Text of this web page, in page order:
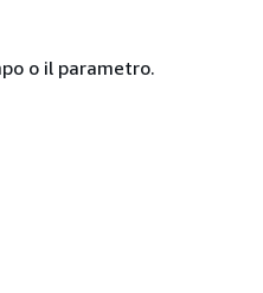
o il parametro.